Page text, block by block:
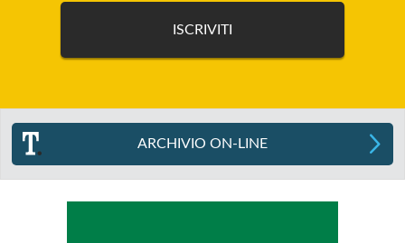
ARCHIVIO ON-LINE